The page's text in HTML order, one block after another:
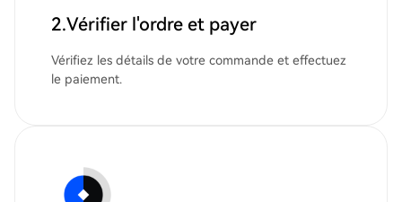
2.Vérifier l'ordre et payer
Vérifiez les détails de votre commande et effectuez
le paiement.